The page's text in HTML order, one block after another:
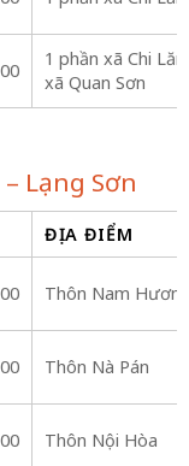
1 phần xã Chi
xã Quan Sơn
Lạng Sơn
ĐỊA ĐIỂM
Thôn Nam
Thôn Nà Pán
Thôn Nội Hòa